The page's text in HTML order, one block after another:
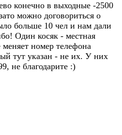
конечно в выходные -2500
можно договориться о
больше 10 чел и нам дали
Один косяк - местная
номер телефона
тут указан - не их. У них
не благодарите :)